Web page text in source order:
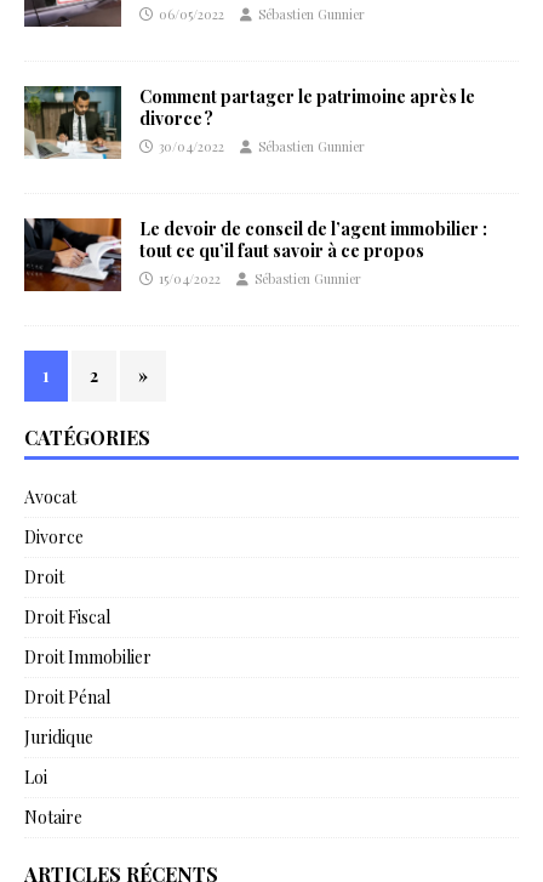
06/05/2022 Sébastien Gunnier
Comment partager le patrimoine après le
divorce ?
30/04/2022 Sébastien Gunnier
Le devoir de conseil de l’agent immobilier :
tout ce qu’il faut savoir à ce propos
15/04/2022 Sébastien Gunnier
1 2 »
CATÉGORIES
Avocat
Divorce
Droit
Droit Fiscal
Droit Immobilier
Droit Pénal
Juridique
Loi
Notaire
ARTICLES RÉCENTS